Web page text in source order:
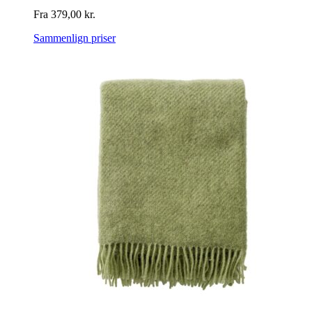
Fra 379,00 kr.
Sammenlign priser